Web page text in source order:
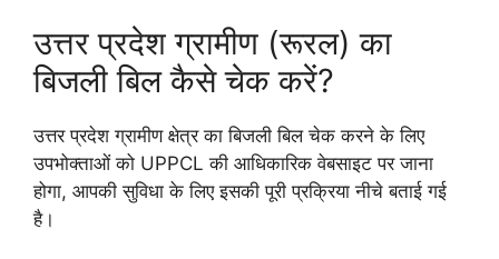
उत्तर प्रदेश ग्रामीण (रूरल) का
बिजली बिल कैसे चेक करें?
उत्तर प्रदेश ग्रामीण क्षेत्र का बिजली बिल चेक करने के लिए
उपभोक्ताओं को UPPCL की आधिकारिक वेबसाइट पर जाना
होगा, आपकी सुविधा के लिए इसकी पूरी प्रक्रिया नीचे बताई गई
है।